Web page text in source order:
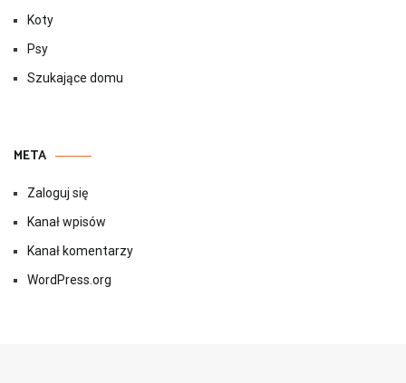
Koty
Psy
Szukające domu
META
Zaloguj się
Kanał wpisów
Kanał komentarzy
WordPress.org